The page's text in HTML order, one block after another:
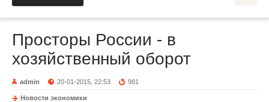
Просторы России - в
хозяйственный оборот
admin 20-01-2015, 22:53 981
Новости экономики